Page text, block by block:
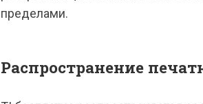
пределами.
Распространение